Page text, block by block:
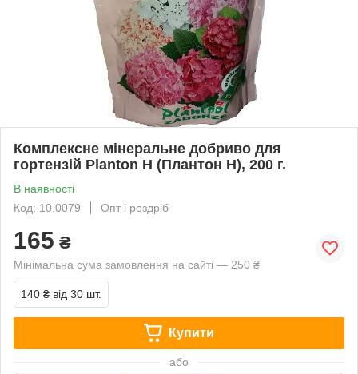
Комплексне мінеральне добриво для
гортензій Planton Н (Плантон Н), 200 г.
В наявності
Код: 10.0079
Опт і роздріб
165 ₴
Мінімальна сума замовлення на сайті — 250 ₴
140 ₴ від 30 шт.
Купити
або